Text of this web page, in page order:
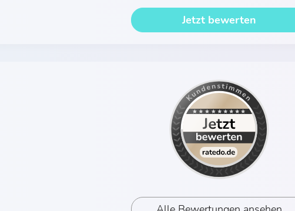
Jetzt bewerten